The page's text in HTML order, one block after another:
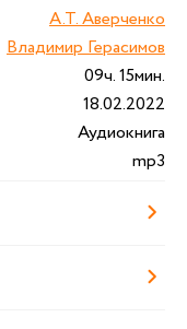
А.Т. Аверченко
Владимир Герасимов
09ч. 15мин.
18.02.2022
Аудиокнига
mp3